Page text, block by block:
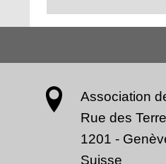
Association
Rue des
1201 -
Suisse